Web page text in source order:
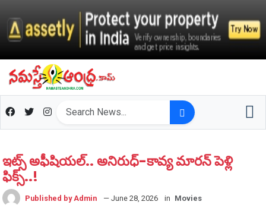
ఇట్స్ అఫీషియ‌ల్‌.. అనిరుధ్-కావ్య మారన్ పెళ్లి
ఫిక్స్..!
Published by Admin — June 28, 2026 in Movies